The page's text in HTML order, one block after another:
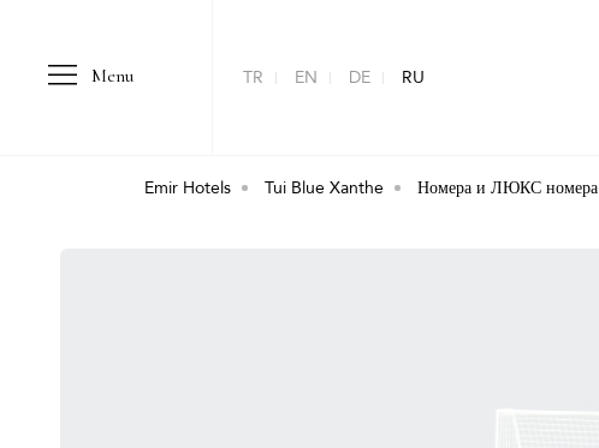
Menu TR EN DE RU
Emir Hotels Tui Blue Xanthe Номера и ЛЮКС номера